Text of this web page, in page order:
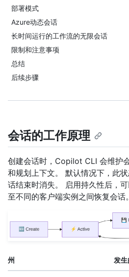
部署模式
Azure动态会话
长时间运行的工作流的无限会话
限制和注意事项
总结
后续步骤
会话的工作原理
创建会话时，Copilot CLI 会维护
和规划上下文。 默认情况下，此
话结束时消失。 启用持久性后，
至不同的客户端实例之间恢复会话。
州 发